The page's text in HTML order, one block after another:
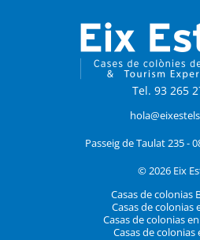
Tel. 93 265
Passeig de Taulat 235 -
© 2026 Eix
Casas de colonias
Casas de colonias
Casas de colonias
Casas de colonias